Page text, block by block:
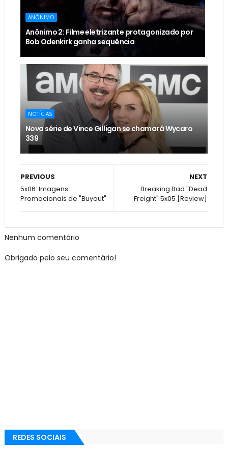
ANÔNIMO
Anônimo 2: Filme eletrizante protagonizado por
Bob Odenkirk ganha sequência
NOTÍCIAS
Nova série de Vince Gilligan se chamará Wycaro
339
NEXT
Breaking Bad "Dead
Freight" 5x05 [Review]
PREVIOUS
5x06: Imagens
Promocionais de "Buyout"
Nenhum comentário
Obrigado pelo seu comentário!
REDES SOCIAIS